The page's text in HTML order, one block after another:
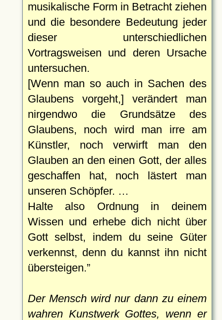
musikalische Form in Betracht ziehen
und die besondere Bedeutung jeder
dieser unterschiedlichen
Vortragsweisen und deren Ursache
untersuchen.
[Wenn man so auch in Sachen des
Glaubens vorgeht,] verändert man
nirgendwo die Grundsätze des
Glaubens, noch wird man irre am
Künstler, noch verwirft man den
Glauben an den einen Gott, der alles
geschaffen hat, noch lästert man
unseren Schöpfer. …
Halte also Ordnung in deinem
Wissen und erhebe dich nicht über
Gott selbst, indem du seine Güter
verkennst, denn du kannst ihn nicht
übersteigen.
Der Mensch wird nur dann zu einem
wahren Kunstwerk Gottes, wenn er